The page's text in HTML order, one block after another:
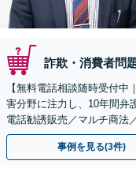
詐欺・消費者問
【無料電話相談随時受付
害分野に注力し、10年間弁
電話勧誘販売／マルチ商法
除、返金、回収に尽力しま
事例を見る(3件)